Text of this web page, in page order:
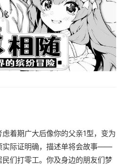
着期广大后像你的父亲1型，变为
实际证明确，描述单将会故事——
们打零工。你及身边的朋友们梦